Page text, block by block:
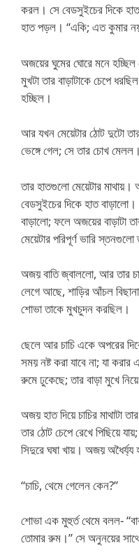
করল। সে বেডসুইচের দিকে
হাত পড়ল। “একি; এত কুমার
অজয়ের ঘুমের ঘোরে মনে
মুখটা তার বাড়াটাকে চেপে
হচ্ছিল।
আর যখন মেয়েটার ঠোট দুটো
ভেঙ্গে গেল; সে তার চোখ
তার হাতগুলো মেয়েটার
বেডসুইচের দিকে হাত বাড়ালো।
বাড়ালো; ফলে অজয়ের বাড়াটা
মেয়েটার পরিপূর্ণ ভারি
অজয় বাতি জ্বাললো, আর তার
লেগে আছে, শাড়ির আঁচল
শোভা তাকে মুখচুদন করছিল।
ছেলে আর চাচি একে অপরের
সময় নষ্ট করা যাবে না; যা
রুমে ঢুকেছে; তার বাড়া মুখে
অজয় হাত দিয়ে চাচির মাথাটা
তার ঠোট চেপে রেখে পিছিয়ে
সিদুরে ঘষা খায়। অজয় অধৈর্য্য
“চাচি, থেমে গেলেন কেন?”
শোভা এক মুহুর্ত থেমে বলল-
তোমার রুম।” সে অনুনয়ের